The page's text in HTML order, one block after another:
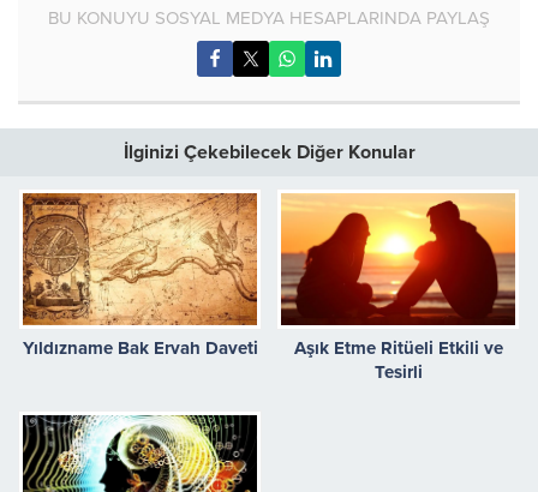
BU KONUYU SOSYAL MEDYA HESAPLARINDA PAYLAŞ
İlginizi Çekebilecek Diğer Konular
Yıldızname Bak Ervah Daveti
Aşık Etme Ritüeli Etkili ve
Tesirli